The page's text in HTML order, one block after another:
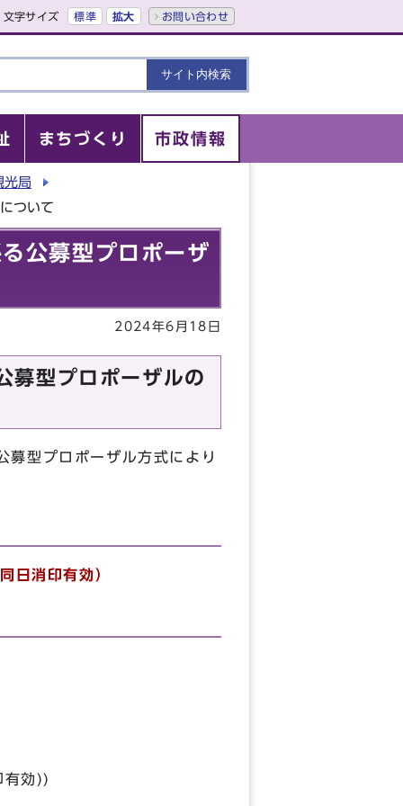
文字サイズ 標準 拡大 お問い合わせ
まちづくり 市政情報
光局
ついて
公募型プロポーザ
2024年6月18日
募型プロポーザルの
募型プロポーザル方式により
日消印有効）
効))